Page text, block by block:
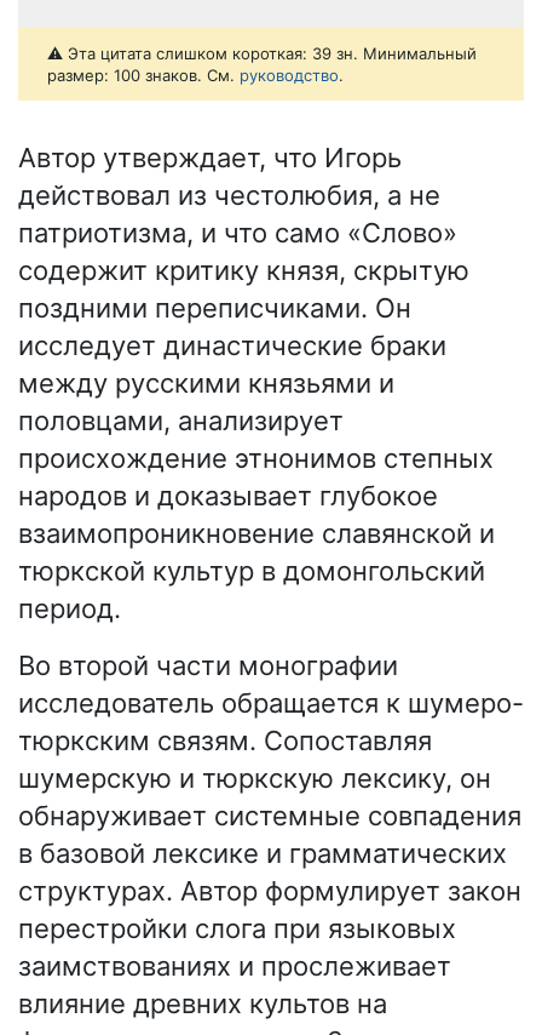
⚠️ Эта цитата слишком короткая: 39 зн. Минимальный
размер: 100 знаков. См. руководство.
Автор утверждает, что Игорь
действовал из честолюбия, а не
патриотизма, и что само «Слово»
содержит критику князя, скрытую
поздними переписчиками. Он
исследует династические браки
между русскими князьями и
половцами, анализирует
происхождение этнонимов степных
народов и доказывает глубокое
взаимопроникновение славянской и
тюркской культур в домонгольский
период.
Во второй части монографии
исследователь обращается к шумеро-
тюркским связям. Сопоставляя
шумерскую и тюркскую лексику, он
обнаруживает системные совпадения
в базовой лексике и грамматических
структурах. Автор формулирует закон
перестройки слога при языковых
заимствованиях и прослеживает
влияние древних культов на